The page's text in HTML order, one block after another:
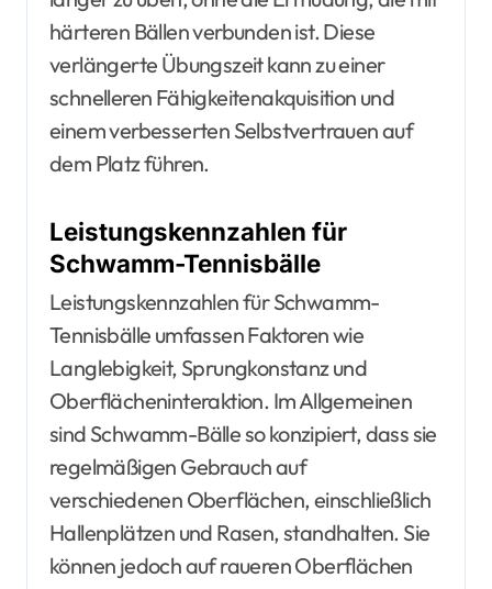
härteren Bällen verbunden ist. Diese
verlängerte Übungszeit kann zu einer
schnelleren Fähigkeitenakquisition und
einem verbesserten Selbstvertrauen auf
dem Platz führen.
Leistungskennzahlen für
Schwamm-Tennisbälle
Leistungskennzahlen für Schwamm-
Tennisbälle umfassen Faktoren wie
Langlebigkeit, Sprungkonstanz und
Oberflächeninteraktion. Im Allgemeinen
sind Schwamm-Bälle so konzipiert, dass sie
regelmäßigen Gebrauch auf
verschiedenen Oberflächen, einschließlich
Hallenplätzen und Rasen, standhalten. Sie
können jedoch auf raueren Oberflächen